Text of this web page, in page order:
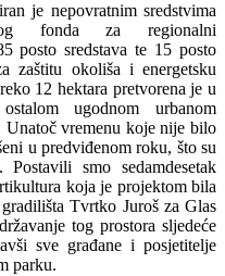
je nepovratnim sredstvima
fonda za regionalni
posto sredstava te 15 posto
zaštitu okoliša i energetsku
12 hektara pretvorena je u
ugodnom urbanom
vremenu koje nije bilo
u predviđenom roku, što su
smo sedamdesetak
koja je projektom bila
Tvrtko Juroš za Glas
tog prostora sljedeće
sve građane i posjetitelje
parku.